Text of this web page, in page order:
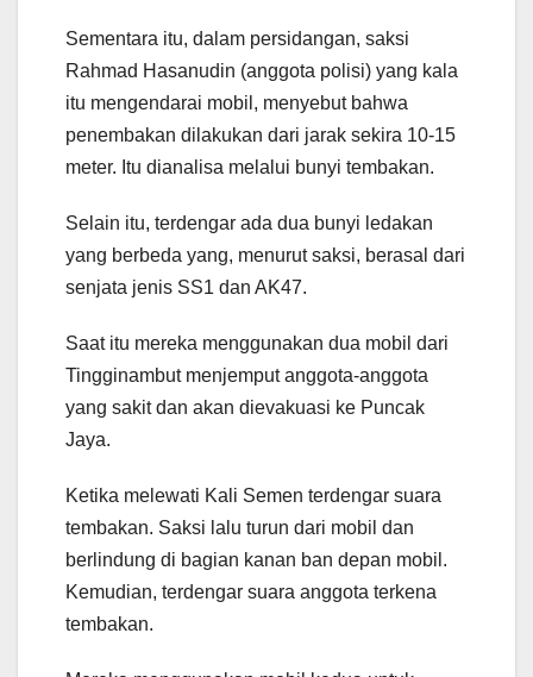
Sementara itu, dalam persidangan, saksi
Rahmad Hasanudin (anggota polisi) yang kala
itu mengendarai mobil, menyebut bahwa
penembakan dilakukan dari jarak sekira 10-15
meter. Itu dianalisa melalui bunyi tembakan.
Selain itu, terdengar ada dua bunyi ledakan
yang berbeda yang, menurut saksi, berasal dari
senjata jenis SS1 dan AK47.
Saat itu mereka menggunakan dua mobil dari
Tingginambut menjemput anggota-anggota
yang sakit dan akan dievakuasi ke Puncak
Jaya.
Ketika melewati Kali Semen terdengar suara
tembakan. Saksi lalu turun dari mobil dan
berlindung di bagian kanan ban depan mobil.
Kemudian, terdengar suara anggota terkena
tembakan.